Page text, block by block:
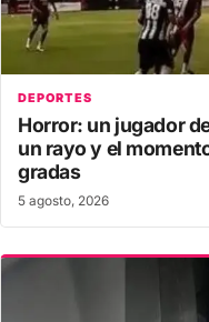
DEPORTES
Horror: un jugador
un rayo y el
gradas
5 agosto, 2026